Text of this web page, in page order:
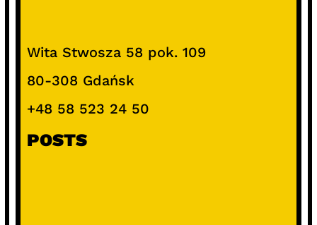
Wita Stwosza 58 pok. 109
80-308 Gdańsk
+48 58 523 24 50
POSTS